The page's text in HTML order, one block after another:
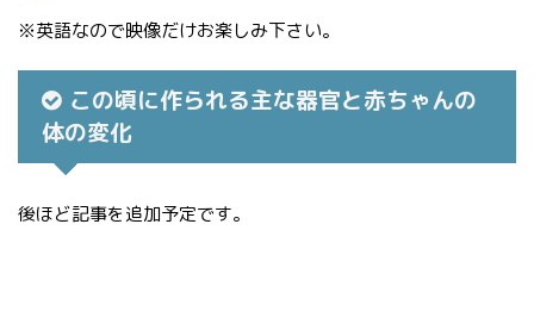
※英語なので映像だけお楽しみ下さい。
この頃に作られる主な器官と赤ちゃんの
体の変化
後ほど記事を追加予定です。